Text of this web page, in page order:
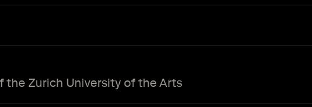
the Zurich University of the Arts